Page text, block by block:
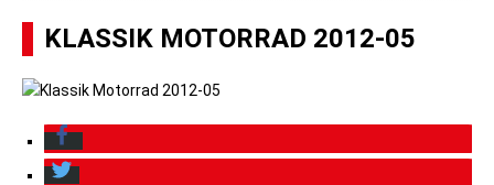
KLASSIK MOTORRAD 2012-05